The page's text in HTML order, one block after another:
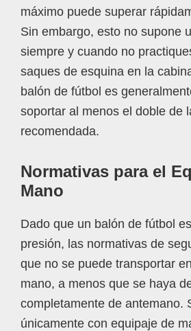
máximo puede superar
Sin embargo, esto no supone
siempre y cuando no
saques de esquina en la
balón de fútbol es
soportar al menos el doble de
recomendada.
Normativas para el
Mano
Dado que un balón de fútbol
presión, las normativas de
que no se puede transportar
mano, a menos que se haya
completamente de antemano.
únicamente con equipaje de